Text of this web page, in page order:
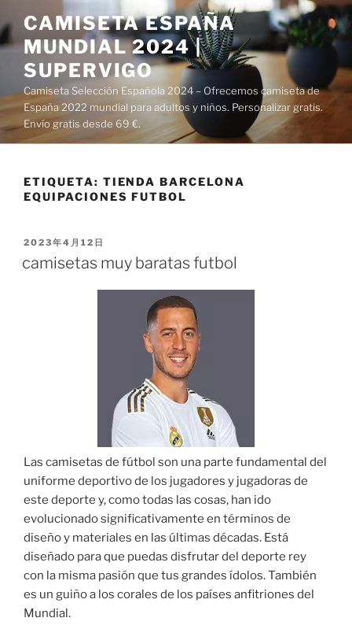
al
contenido
CAMISETA ESPAÑA
MUNDIAL 2024 |
SUPERVIGO
Camiseta Selección Española 2024 – Ofrecemos camiseta de
España 2022 mundial para adultos y niños. Personalizar gratis.
Envío gratis desde 69 €.
ETIQUETA: TIENDA BARCELONA
EQUIPACIONES FUTBOL
PUBLICADO
2023年4月12日
camisetas muy baratas futbol
Las camisetas de fútbol son una parte fundamental del
uniforme deportivo de los jugadores y jugadoras de
este deporte y, como todas las cosas, han ido
evolucionado significativamente en términos de
diseño y materiales en las últimas décadas. Está
diseñado para que puedas disfrutar del deporte rey
con la misma pasión que tus grandes ídolos. También
es un guiño a los corales de los países anfitriones del
Mundial.